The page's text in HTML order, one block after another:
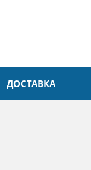
ДОСТАВКА